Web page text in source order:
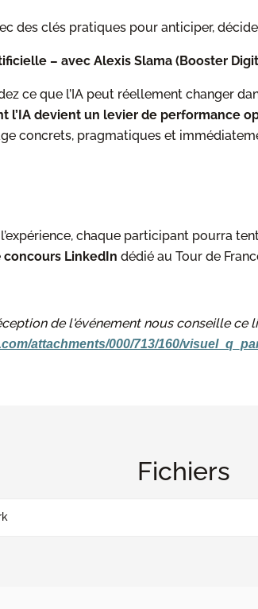
des clés pratiques pour anticiper,
– avec Alexis Slama (Booster
ce que l’IA peut réellement changer
l’IA devient un levier de performance
concrets, pragmatiques et
chaque participant pourra
concours LinkedIn dédié au Tour de
de l'événement nous conseille ce
attachments/000/713/160/
Fichiers